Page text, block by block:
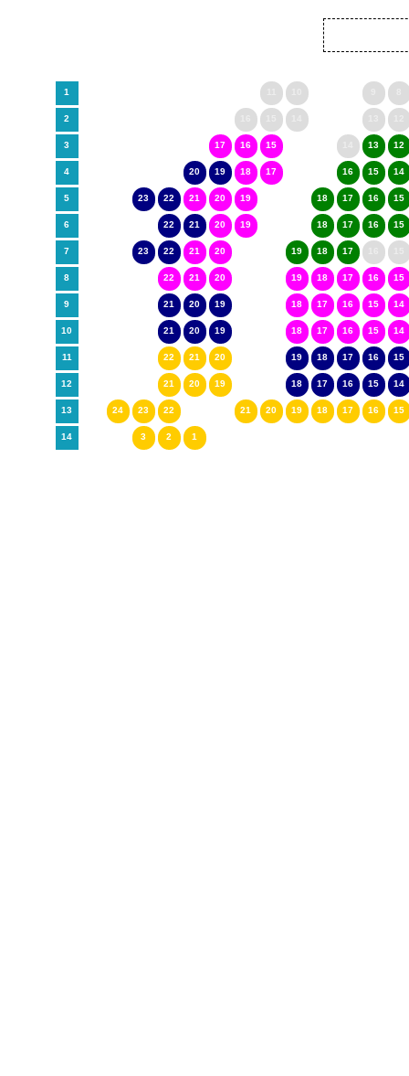
1
2
3 17 16 15 13 12
4 20 19 18 17 16 15 14
5 23 22 21 20 19 18 17 16 15
6 22 21 20 19 18 17 16 15
7 23 22 21 20 19 18 17
8 22 21 20 19 18 17 16 15
9 21 20 19 18 17 16 15 14
10 21 20 19 18 17 16 15 14
11 22 21 20 19 18 17 16 15
12 21 20 19 18 17 16 15 14
13 24 23 22 21 20 19 18 17 16 15
14 3 2 1